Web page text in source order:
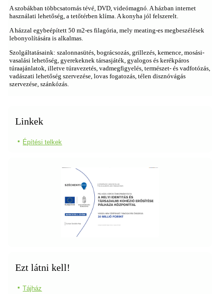
A szobákban többcsatornás tévé, DVD, videómagnó. A házban internet
használati lehetőség, a tetőtérben klíma. A konyha jól felszerelt.
A házzal egybeépített 50 m2-es filagória, mely meating-es megbeszélések
lebonyolítására is alkalmas.
Szolgáltatásaink: szalonnasütés, bográcsozás, grillezés, kemence, mosási-
vasalási lehetőség, gyerekeknek társasjáték, gyalogos és kerékpáros
túraajánlatok, illetve túravezetés, vadmegfigyelés, természet- és vadfotózás,
vadászati lehetőség szervezése, lovas fogatozás, télen disznóvágás
szervezése, szánkózás.
Linkek
Építési telkek
Ezt látni kell!
Tájház